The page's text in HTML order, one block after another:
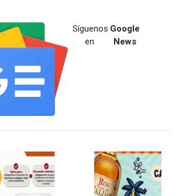
Síguenos
en
Google
News